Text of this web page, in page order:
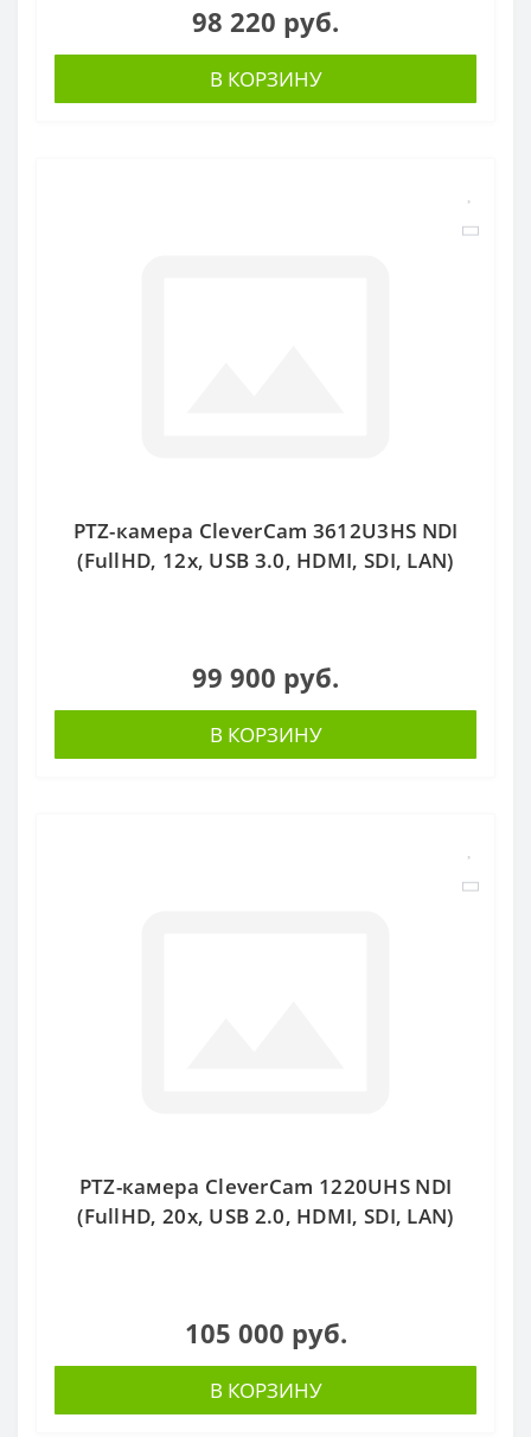
98 220 руб.
В КОРЗИНУ
PTZ-камера CleverCam 3612U3HS NDI
(FullHD, 12x, USB 3.0, HDMI, SDI, LAN)
99 900 руб.
В КОРЗИНУ
PTZ-камера CleverCam 1220UHS NDI
(FullHD, 20x, USB 2.0, HDMI, SDI, LAN)
105 000 руб.
В КОРЗИНУ